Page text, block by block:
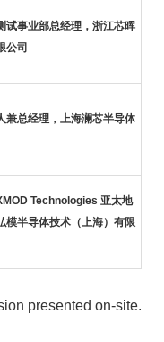
试事业部总经理，浙江芯晖
公司
兼总经理，上海澜芯半导体
Technologies 亚太地
模半导体技术（上海）有限
presented on-site.